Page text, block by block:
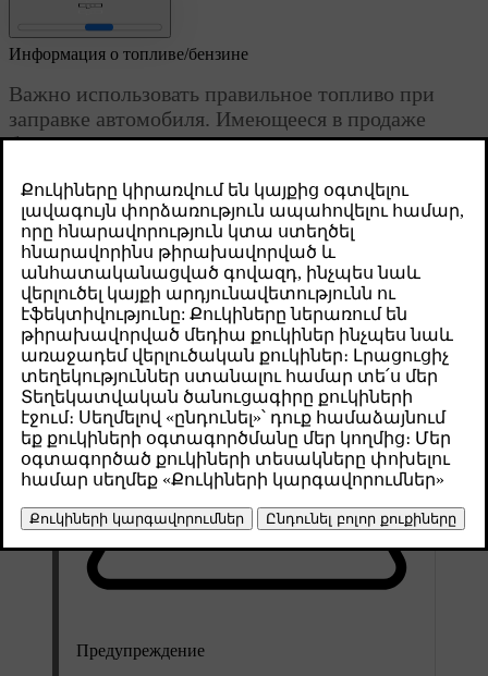
Թարմացված 02.02.2026
Информация о топливе/бензине
Важно использовать правильное топливо при
заправке автомобиля. Имеющееся в продаже
бензиновое топливо с различным октановым
эксплуатации автомобиля.
Предупреждение